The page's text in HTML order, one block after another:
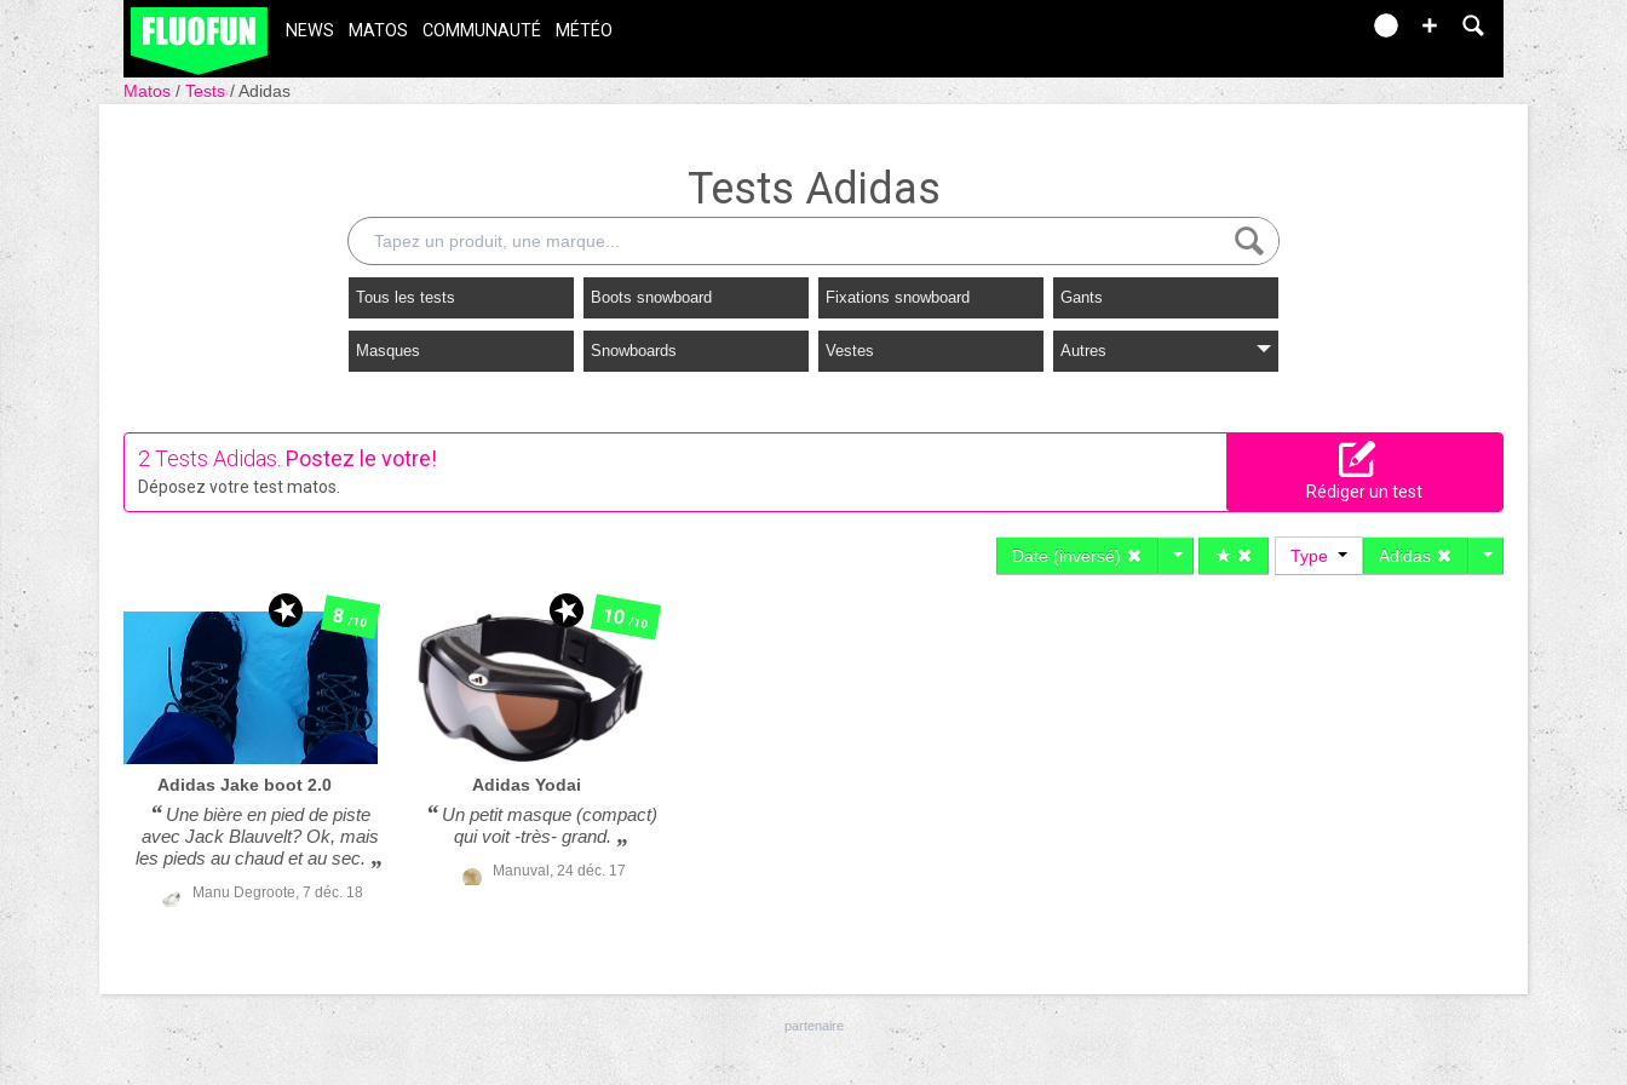
NEWS MATOS COMMUNAUTÉ MÉTÉO
Matos Tests Adidas
Tests Adidas
Tous les tests Boots snowboard Fixations snowboard Gants
Masques Snowboards Vestes Autres
2 Tests Adidas. Postez le votre!
Déposez votre test matos. Rédiger un test
Date (inversé) Adidas
Type
Adidas Jake boot 2.0
Une bière en pied de piste
avec Jack Blauvelt? Ok, mais
les pieds au chaud et au sec.
Manu Degroote,7 déc. 18
8/10
Adidas Yodai
Un petit masque (compact)
qui voit -très- grand.
Manuval, 24 déc. 17
10/10